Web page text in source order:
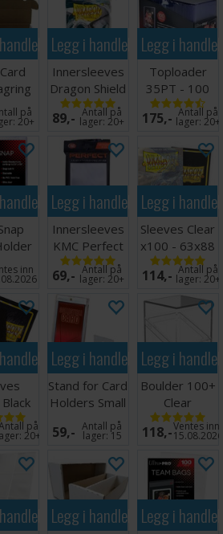
på
20+
Legg i handlekurven
Innersleeves
Dragon Shield
Klar
64x89mm
89,- Antall på
lager:20+
Legg i
Toploader
35PT - 100
stk 63,5 x
88,9 mm
175,- Antall på
lager:20+
inn
Legg i handlekurven
Innersleeves
KMC Perfect
Fit x100
64x89
69,- Antall på
lager:20+
Legg i
Sleeves Clear
x100 - 63x88
m/box
114,- Antall på
lager:20+
på
20+
Legg i handlekurven
Stand for Card
Holders Small
(5 stk)
59,- Antall på
lager: 15
Legg i
Boulder 100+
Clear
Transparent
118,-Ventes inn
15.08.2026
Legg i handlekurven
Legg i